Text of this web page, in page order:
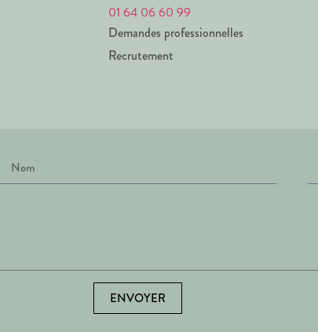
01 64 06 60 99
Demandes professionnelles
Recrutement
ENVOYER